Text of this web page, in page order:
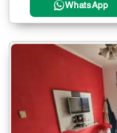
WhatsApp